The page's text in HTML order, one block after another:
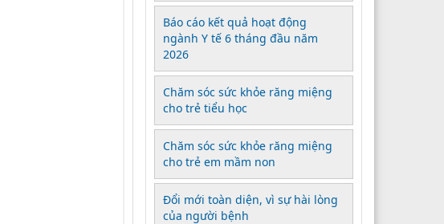
Báo cáo kết quả hoạt động
ngành Y tế 6 tháng đầu năm
2026
Chăm sóc sức khỏe răng miệng
cho trẻ tiểu học
Chăm sóc sức khỏe răng miệng
cho trẻ em mầm non
Đổi mới toàn diện, vì sự hài lòng
của người bệnh